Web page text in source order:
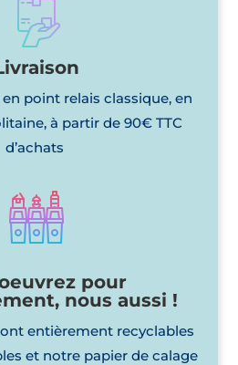
point relais classique, en
à partir de 90€ TTC
d’achats
pour
nous aussi !
entièrement recyclables
et notre papier de calage